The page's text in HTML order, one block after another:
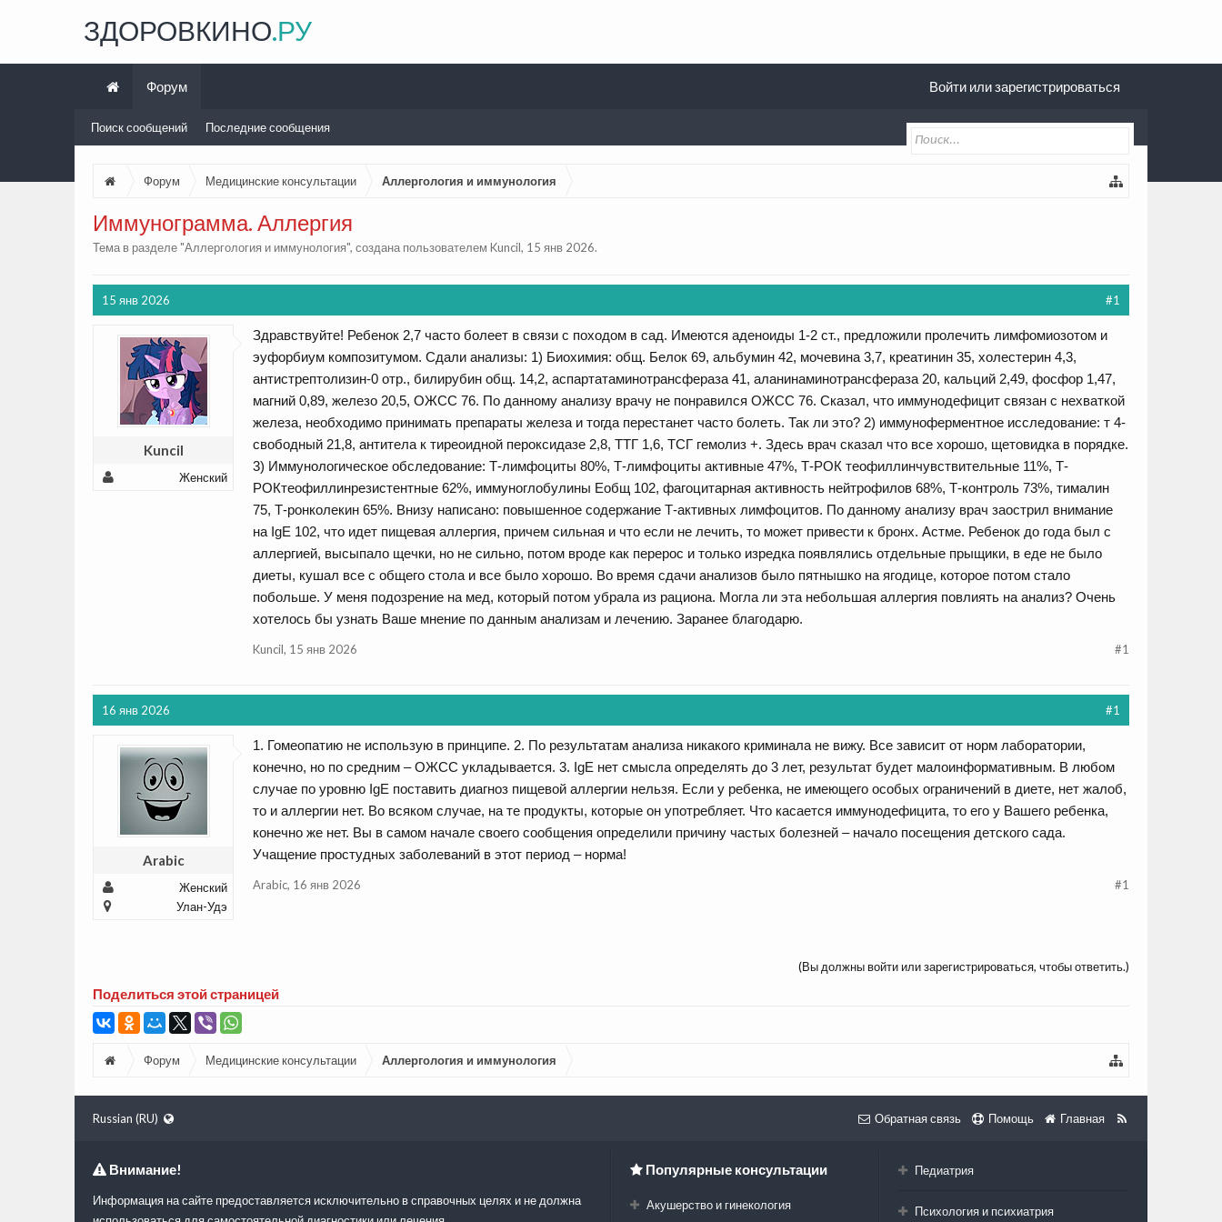
Форум Медицинские консультации Аллергология и иммунология
Иммунограмма. Аллергия
Тема в разделе "Аллергология и иммунология", создана пользователем Kuncil, 15 янв 2026.
15 янв 2026 #1
Kuncil
Женский
Здравствуйте! Ребенок 2,7 часто болеет в связи с походом в сад. Имеются аденоиды 1-2 ст., предложили пролечить лимфомиозотом и
эуфорбиум композитумом. Сдали анализы: 1) Биохимия: общ. Белок 69, альбумин 42, мочевина 3,7, креатинин 35, холестерин 4,3,
антистрептолизин-0 отр., билирубин общ. 14,2, аспартатаминотрансфераза 41, аланинаминотрансфераза 20, кальций 2,49, фосфор 1,47,
магний 0,89, железо 20,5, ОЖСС 76. По данному анализу врачу не понравился ОЖСС 76. Сказал, что иммунодефицит связан с нехваткой
железа, необходимо принимать препараты железа и тогда перестанет часто болеть. Так ли это? 2) иммуноферментное исследование: т 4-
свободный 21,8, антитела к тиреоидной пероксидазе 2,8, ТТГ 1,6, ТСГ гемолиз +. Здесь врач сказал что все хорошо, щетовидка в порядке.
3) Иммунологическое обследование: Т-лимфоциты 80%, Т-лимфоциты активные 47%, Т-РОК теофиллинчувствительные 11%, Т-
РОКтеофиллинрезистентные 62%, иммуноглобулины Еобщ 102, фагоцитарная активность нейтрофилов 68%, Т-контроль 73%, тималин
75, Т-ронколекин 65%. Внизу написано: повышенное содержание Т-активных лимфоцитов. По данному анализу врач заострил внимание
на IgE 102, что идет пищевая аллергия, причем сильная и что если не лечить, то может привести к бронх. Астме. Ребенок до года был с
аллергией, высыпало щечки, но не сильно, потом вроде как перерос и только изредка появлялись отдельные прыщики, в еде не было
диеты, кушал все с общего стола и все было хорошо. Во время сдачи анализов было пятнышко на ягодице, которое потом стало
побольше. У меня подозрение на мед, который потом убрала из рациона. Могла ли эта небольшая аллергия повлиять на анализ? Очень
хотелось бы узнать Ваше мнение по данным анализам и лечению. Заранее благодарю.
Kuncil, 15 янв 2026 #1
16 янв 2026 #1
Arabic
Женский
Улан-Удэ
1. Гомеопатию не использую в принципе. 2. По результатам анализа никакого криминала не вижу. Все зависит от норм лаборатории,
конечно, но по средним – ОЖСС укладывается. 3. IgE нет смысла определять до 3 лет, результат будет малоинформативным. В любом
случае по уровню IgE поставить диагноз пищевой аллергии нельзя. Если у ребенка, не имеющего особых ограничений в диете, нет жалоб,
то и аллергии нет. Во всяком случае, на те продукты, которые он употребляет. Что касается иммунодефицита, то его у Вашего ребенка,
конечно же нет. Вы в самом начале своего сообщения определили причину частых болезней – начало посещения детского сада.
Учащение простудных заболеваний в этот период – норма!
Arabic, 16 янв 2026 #1
(Вы должны войти или зарегистрироваться, чтобы ответить.)
Поделиться этой страницей
Форум Медицинские консультации Аллергология и иммунология
ЗДОРОВКИНО.РУ
Форум
Поиск сообщений Последние сообщения
Войти или зарегистрироваться
Russian (RU) Обратная связь Помощь Главная
Внимание!
Информация на сайте предоставляется исключительно в справочных целях и не должна
Популярные консультации
Акушерство и гинекология
Педиатрия
Психология и психиатрия